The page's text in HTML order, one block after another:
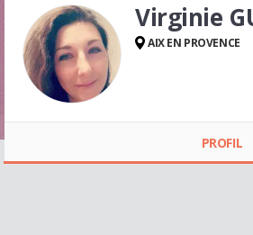
Virginie
AIX EN PROVENCE
PROFIL